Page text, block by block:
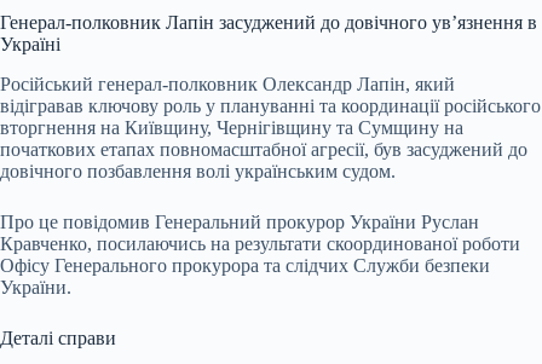
Генерал-полковник Лапін засуджений до довічного ув’язнення в
Україні
Російський генерал-полковник Олександр Лапін, який
відігравав ключову роль у плануванні та координації російського
вторгнення на Київщину, Чернігівщину та Сумщину на
початкових етапах повномасштабної агресії, був засуджений до
довічного позбавлення волі українським судом.
Про це повідомив Генеральний прокурор України Руслан
Кравченко, посилаючись на результати скоординованої роботи
Офісу Генерального прокурора та слідчих Служби безпеки
України.
Деталі справи